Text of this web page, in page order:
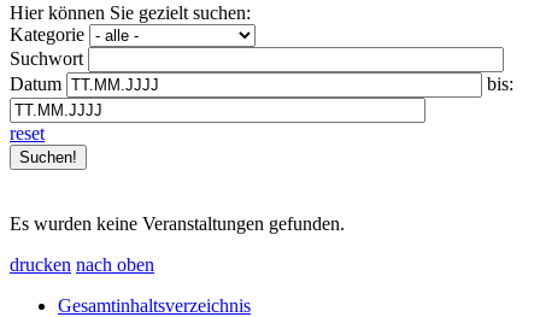
Hier können Sie gezielt suchen:
Kategorie
Suchwort
Datum
bis:
reset
Es wurden keine Veranstaltungen gefunden.
drucken nach oben
Gesamtinhaltsverzeichnis